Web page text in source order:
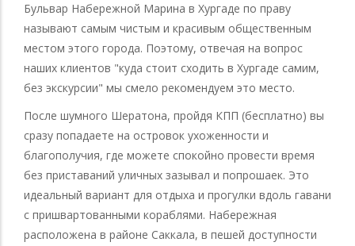
Бульвар Набережной Марина в Хургаде по праву
называют самым чистым и красивым общественным
местом этого города. Поэтому, отвечая на вопрос
наших клиентов "куда стоит сходить в Хургаде самим,
без экскурсии" мы смело рекомендуем это место.
После шумного Шератона, пройдя КПП (бесплатно) вы
сразу попадаете на островок ухоженности и
благополучия, где можете спокойно провести время
без приставаний уличных зазывал и попрошаек. Это
идеальный вариант для отдыха и прогулки вдоль гавани
с пришвартованными кораблями. Набережная
расположена в районе Саккала, в пешей доступности